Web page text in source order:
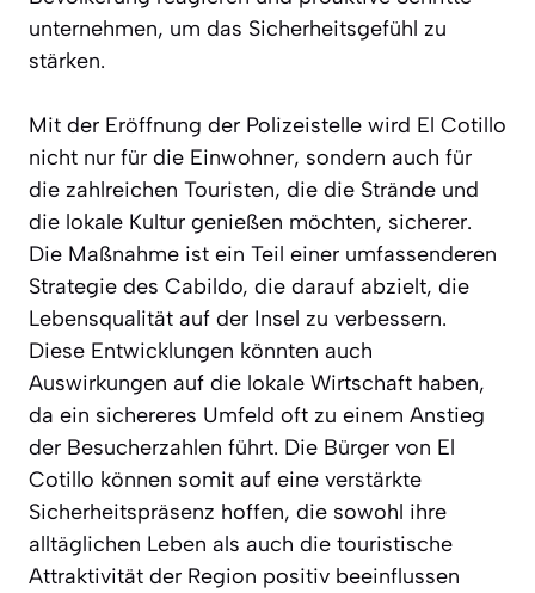
unternehmen, um das Sicherheitsgefühl zu
stärken.
Mit der Eröffnung der Polizeistelle wird El Cotillo
nicht nur für die Einwohner, sondern auch für
die zahlreichen Touristen, die die Strände und
die lokale Kultur genießen möchten, sicherer.
Die Maßnahme ist ein Teil einer umfassenderen
Strategie des Cabildo, die darauf abzielt, die
Lebensqualität auf der Insel zu verbessern.
Diese Entwicklungen könnten auch
Auswirkungen auf die lokale Wirtschaft haben,
da ein sichereres Umfeld oft zu einem Anstieg
der Besucherzahlen führt. Die Bürger von El
Cotillo können somit auf eine verstärkte
Sicherheitspräsenz hoffen, die sowohl ihre
alltäglichen Leben als auch die touristische
Attraktivität der Region positiv beeinflussen